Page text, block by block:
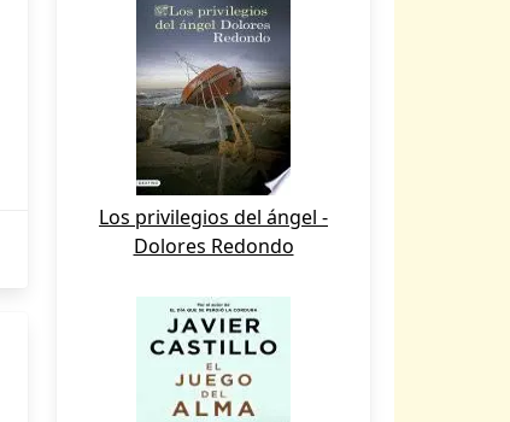
Los privilegios del ángel -
Dolores Redondo